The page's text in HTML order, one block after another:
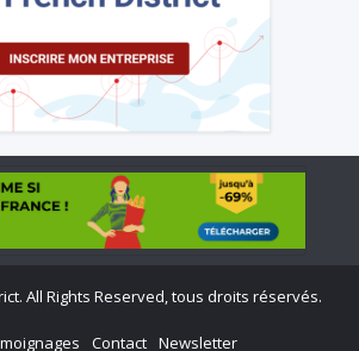
All Rights Reserved, tous droits réservés.
Contact Newsletter